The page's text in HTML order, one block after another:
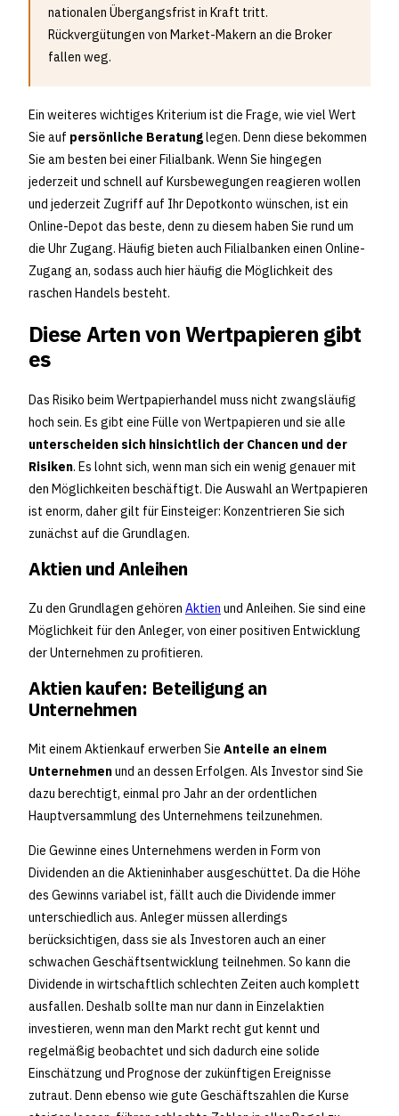
nationalen Übergangsfrist in Kraft tritt.
Rückvergütungen von Market-Makern an die Broker
fallen weg.
Ein weiteres wichtiges Kriterium ist die Frage, wie viel Wert
Sie auf persönliche Beratunglegen. Denn diese bekommen
Sie am besten bei einer Filialbank. Wenn Sie hingegen
jederzeit und schnell auf Kursbewegungen reagieren wollen
und jederzeit Zugriff auf Ihr Depotkonto wünschen, ist ein
Online-Depot das beste, denn zu diesem haben Sie rund um
die Uhr Zugang. Häufig bieten auch Filialbanken einen Online-
Zugang an, sodass auch hier häufig die Möglichkeit des
raschen Handels besteht.
Diese Arten von Wertpapieren gibt
es
Das Risiko beim Wertpapierhandel muss nicht zwangsläufig
hoch sein. Es gibt eine Fülle von Wertpapieren und sie alle
unterscheiden sich hinsichtlich der Chancen und der
Risiken. Es lohnt sich, wenn man sich ein wenig genauer mit
den Möglichkeiten beschäftigt. Die Auswahl an Wertpapieren
ist enorm, daher gilt für Einsteiger: Konzentrieren Sie sich
zunächst auf die Grundlagen.
Aktien und Anleihen
Zu den Grundlagen gehören Aktien und Anleihen. Sie sind eine
Möglichkeit für den Anleger, von einer positiven Entwicklung
der Unternehmen zu profitieren.
Aktien kaufen: Beteiligung an
Unternehmen
Mit einem Aktienkauf erwerben Sie Anteile an einem
Unternehmenund an dessen Erfolgen. Als Investor sind Sie
dazu berechtigt, einmal pro Jahr an der ordentlichen
Hauptversammlung des Unternehmens teilzunehmen.
Die Gewinne eines Unternehmens werden in Form von
Dividenden an die Aktieninhaber ausgeschüttet. Da die Höhe
des Gewinns variabel ist, fällt auch die Dividende immer
unterschiedlich aus. Anleger müssen allerdings
berücksichtigen, dass sie als Investoren auch an einer
schwachen Geschäftsentwicklung teilnehmen. So kann die
Dividende in wirtschaftlich schlechten Zeiten auch komplett
ausfallen. Deshalb sollte man nur dann in Einzelaktien
investieren, wenn man den Markt recht gut kennt und
regelmäßig beobachtet und sich dadurch eine solide
Einschätzung und Prognose der zukünftigen Ereignisse
zutraut. Denn ebenso wie gute Geschäftszahlen die Kurse